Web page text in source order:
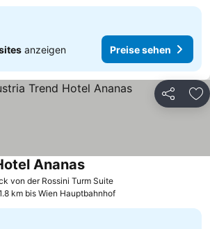
anzeigen Preise sehen
Teilen
von der Rossini Turm SuitePreise sehen
AnanasPreise sehen
km bis Wien Hauptbahnhof